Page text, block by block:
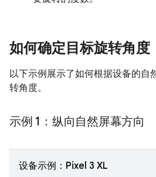
如何确定目标旋转角度
以下示例展示了如何根据设备的自
转角度。
示例 1：纵向自然屏幕方向
设备示例：Pixel 3 XL